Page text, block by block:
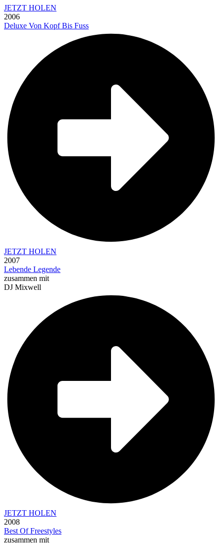
JETZT HOLEN
2006
Deluxe Von Kopf Bis Fuss
JETZT HOLEN
2007
Lebende Legende
zusammen mit
DJ Mixwell
JETZT HOLEN
2008
Best Of Freestyles
zusammen mit